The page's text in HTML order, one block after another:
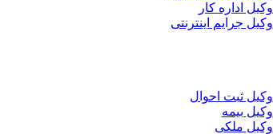
وکیل اداره کار
وکیل جرایم اینترنتی
وکیل ثبت احوال
وکیل بیمه
وکیل ملکی